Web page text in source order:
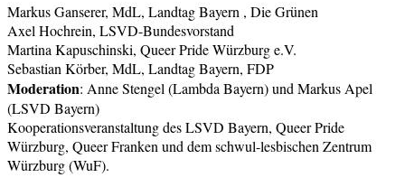
Markus Ganserer, MdL, Landtag Bayern , Die Grünen
Axel Hochrein, LSVD-Bundesvorstand
Martina Kapuschinski, Queer Pride Würzburg e.V.
Sebastian Körber, MdL, Landtag Bayern, FDP
Moderation: Anne Stengel (Lambda Bayern) und Markus Apel
(LSVD Bayern)
Kooperationsveranstaltung des LSVD Bayern, Queer Pride
Würzburg, Queer Franken und dem schwul-lesbischen Zentrum
Würzburg (WuF).